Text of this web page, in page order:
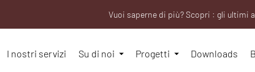
We will be closed from 10th
Vuoi saperne di più? Scopri : gli ultimi
I nostri servizi Su di noi Progetti Downloads